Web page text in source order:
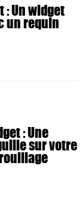
: Un widget
un requin
: Une
sur votre